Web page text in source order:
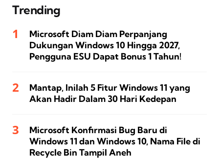
Trending
Microsoft Diam Diam Perpanjang
Dukungan Windows 10 Hingga 2027,
Pengguna ESU Dapat Bonus 1 Tahun!
Mantap, Inilah 5 Fitur Windows 11 yang
Akan Hadir Dalam 30 Hari Kedepan
Microsoft Konfirmasi Bug Baru di
Windows 11 dan Windows 10, Nama File di
Recycle Bin Tampil Aneh